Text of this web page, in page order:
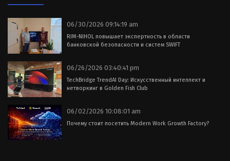
06/30/2026 09:14:19 am
RIM-NIHOL повышает экспертность в области
банковской безопасности и систем SWIFT
06/26/2026 03:40:41 pm
TechBridge TrendAI Day: Искусственный интеллект и
нетворкинг в Golden Fish Club
06/02/2026 10:08:01 am
Почему стоит посетить Modern Work Growth Factory?